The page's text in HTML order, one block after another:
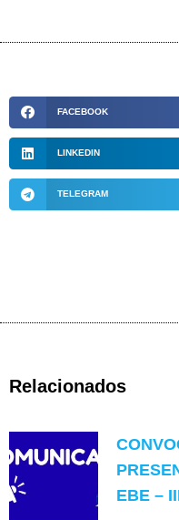
FACEBOOK
LINKEDIN
TELEGRAM
Relacionados
EBE –